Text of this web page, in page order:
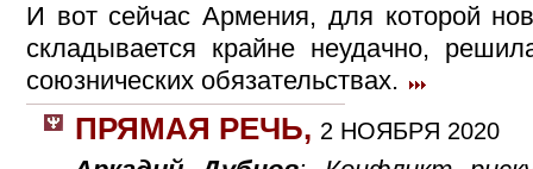
И вот сейчас Армения, для которой
складывается крайне неудачно,
союзнических обязательствах.
ПРЯМАЯ РЕЧЬ, 2 НОЯБРЯ 2020